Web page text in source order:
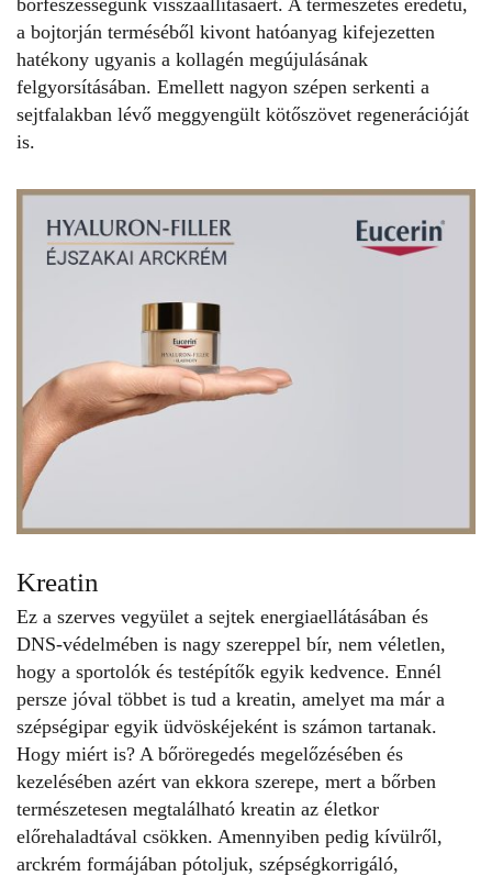
bőrfeszességünk visszaállításáért. A természetes eredetű,
a bojtorján terméséből kivont hatóanyag kifejezetten
hatékony ugyanis a kollagén megújulásának
felgyorsításában. Emellett nagyon szépen serkenti a
sejtfalakban lévő meggyengült kötőszövet regenerációját
is.
Kreatin
Ez a szerves vegyület a sejtek energiaellátásában és
DNS-védelmében is nagy szereppel bír, nem véletlen,
hogy a sportolók és testépítők egyik kedvence. Ennél
persze jóval többet is tud a kreatin, amelyet ma már a
szépségipar egyik üdvöskéjeként is számon tartanak.
Hogy miért is? A bőröregedés megelőzésében és
kezelésében azért van ekkora szerepe, mert a bőrben
természetesen megtalálható kreatin az életkor
előrehaladtával csökken. Amennyiben pedig kívülről,
arckrém formájában pótoljuk, szépségkorrigáló,